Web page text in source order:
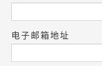
电子邮箱地址